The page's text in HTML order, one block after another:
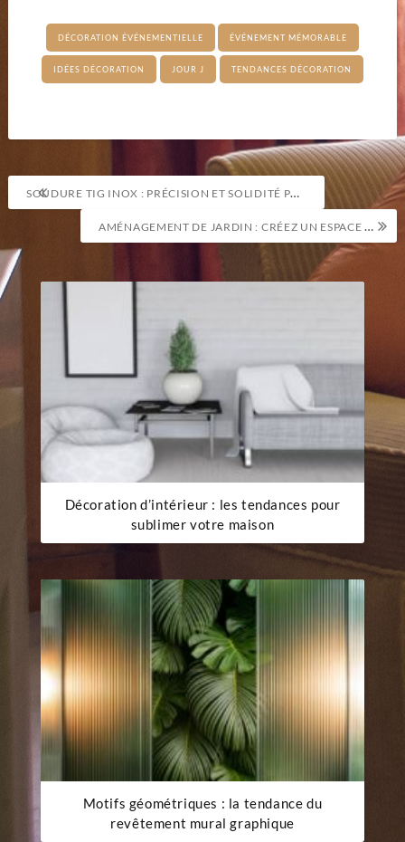
DÉCORATION ÉVÉNEMENTIELLE ÉVÉNEMENT MÉMORABLE
IDÉES DÉCORATION JOUR J TENDANCES DÉCORATION
Navigation
de
l’article
SOUDURE TIG INOX : PRÉCISION ET SOLIDITÉ POUR VOS ASSEMBLAGES MÉTALLIQUES
AMÉNAGEMENT DE JARDIN : CRÉEZ UN ESPACE DE DÉTENTE NATUREL ET HARMONIEUX
Décoration d’intérieur : les tendances pour
sublimer votre maison
Motifs géométriques : la tendance du
revêtement mural graphique